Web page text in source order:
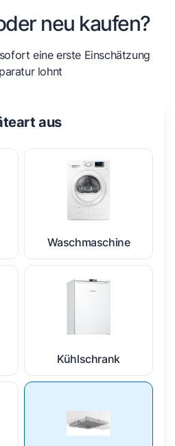
neu kaufen?
eine erste Einschätzung
lohnt
aus
Waschmaschine
Kühlschrank